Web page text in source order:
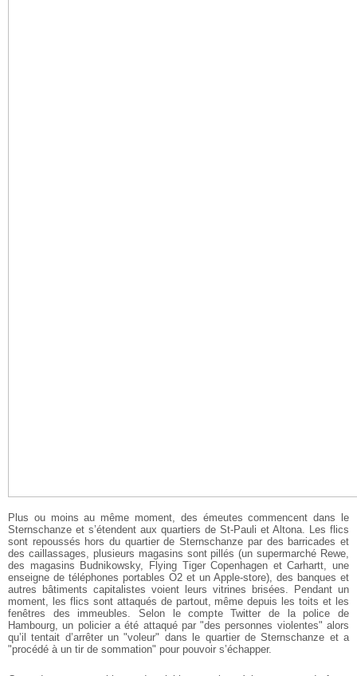
Plus ou moins au même moment, des émeutes commencent dans le
Sternschanze et s’étendent aux quartiers de St-Pauli et Altona. Les flics
sont repoussés hors du quartier de Sternschanze par des barricades et
des caillassages, plusieurs magasins sont pillés (un supermarché Rewe,
des magasins Budnikowsky, Flying Tiger Copenhagen et Carhartt, une
enseigne de téléphones portables O2 et un Apple-store), des banques et
autres bâtiments capitalistes voient leurs vitrines brisées. Pendant un
moment, les flics sont attaqués de partout, même depuis les toits et les
fenêtres des immeubles. Selon le compte Twitter de la police de
Hambourg, un policier a été attaqué par "des personnes violentes" alors
qu’il tentait d’arrêter un "voleur" dans le quartier de Sternschanze et a
"procédé à un tir de sommation" pour pouvoir s’échapper.